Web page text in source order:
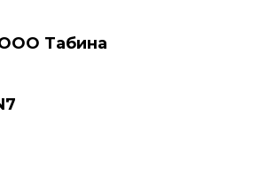
Табина